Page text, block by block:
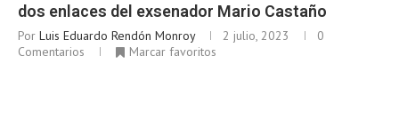
dos enlaces del exsenador Mario Castaño
Por Luis Eduardo Rendón Monroy 2 julio, 2023
0
Comentarios
Marcar favoritos